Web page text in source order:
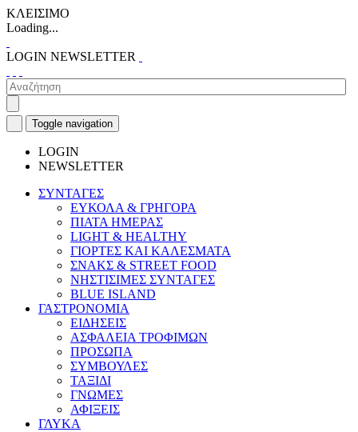
ΚΛΕΙΣΙΜΟ
Loading...
LOGIN NEWSLETTER
Toggle navigation
LOGIN
NEWSLETTER
ΣΥΝΤΑΓΕΣ
ΕΥΚΟΛΑ & ΓΡΗΓΟΡΑ
ΠΙΑΤΑ ΗΜΕΡΑΣ
LIGHT & HEALTHY
ΓΙΟΡΤΕΣ ΚΑΙ ΚΑΛΕΣΜΑΤΑ
ΣΝΑΚΣ & STREET FOOD
ΝΗΣΤΙΣΙΜΕΣ ΣΥΝΤΑΓΕΣ
BLUE ISLAND
ΓΑΣΤΡΟΝΟΜΙΑ
ΕΙΔΗΣΕΙΣ
ΑΣΦΑΛΕΙΑ ΤΡΟΦΙΜΩΝ
ΠΡΟΣΩΠΑ
ΣΥΜΒΟΥΛΕΣ
ΤΑΞΙΔΙ
ΓΝΩΜΕΣ
ΑΦΙΞΕΙΣ
ΓΛΥΚΑ